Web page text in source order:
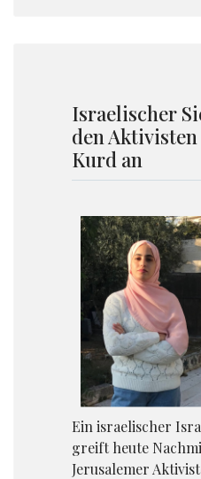
Israelischer
den
Kurd an
Ein israelischer
greift heute
Jerusalemer